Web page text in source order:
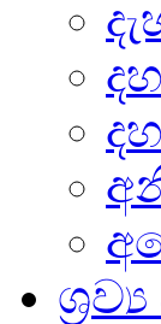
ශ්‍රව්‍ය